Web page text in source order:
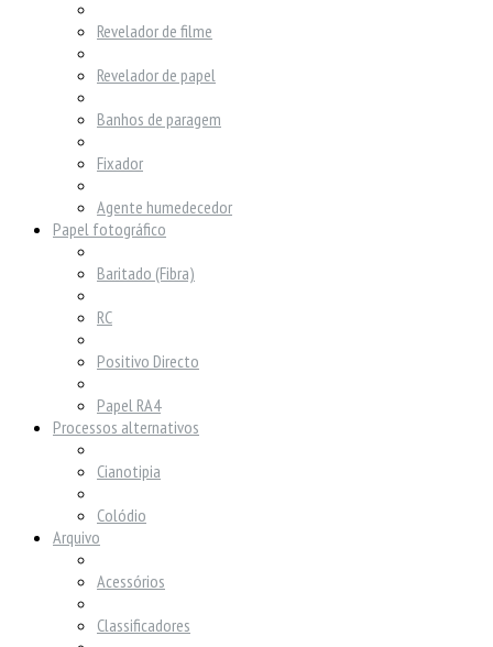
Revelador de filme
Revelador de papel
Banhos de paragem
Fixador
Agente humedecedor
Papel fotográfico
Baritado (Fibra)
RC
Positivo Directo
Papel RA4
Processos alternativos
Cianotipia
Colódio
Arquivo
Acessórios
Classificadores